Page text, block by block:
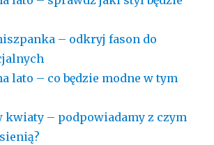
– odkryj fason do
lato – co będzie modne w tym
kwiaty – podpowiadamy z czym